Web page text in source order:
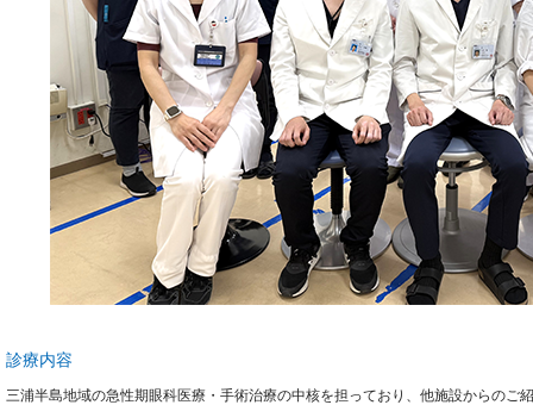
診療内容
三浦半島地域の急性期眼科医療・手術治療の中核を担っており、他施設からのご